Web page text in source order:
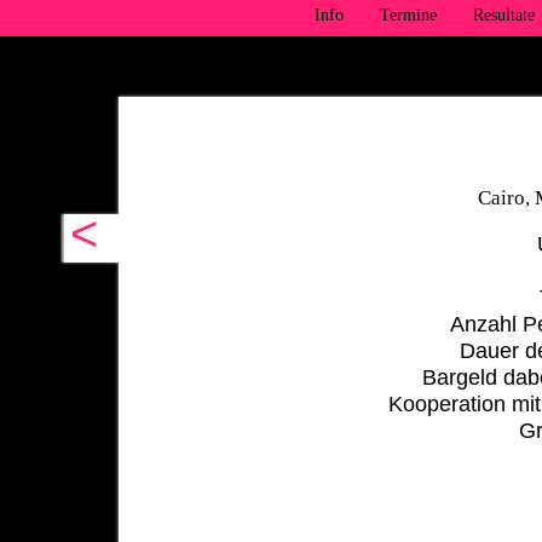
Info Termine Resultate
<
Cairo,
Anzahl
Dauer
Bargeld
Kooperation